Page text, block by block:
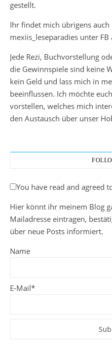
gestellt.
Ihr findet mich übrigens
mexiis_leseparadies unter
Jede Rezi, Buchvorstellung
die Gewinnspiele sind keine
kein Geld und lass mich in
beeinflussen. Ich möchte
vorstellen, welches mich
den Austausch über unser
You have read and agreed
Hier könnt ihr meinem Blog
Mailadresse eintragen,
über neue Posts informiert.
Name
E-Mail*